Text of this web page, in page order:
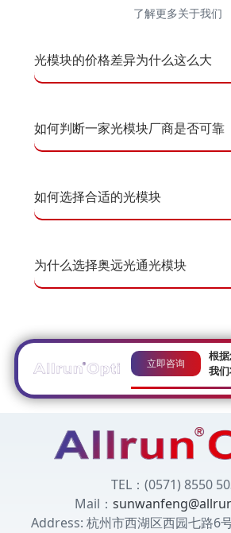
了解更多关于我们
光模块的价格差异为什么这么大
如何判断一家光模块厂商是否可靠
如何选择合适的光模块
为什么选择奥远光通光模块
立即咨询
根
我
TEL：(0571) 8550
Mail：
Address: 杭州市西湖区西园七路6